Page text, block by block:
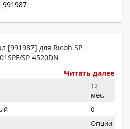
991987
[991987] для Ricoh SP
SP 4520DN
Читать далее
12
мес.
0
Опции